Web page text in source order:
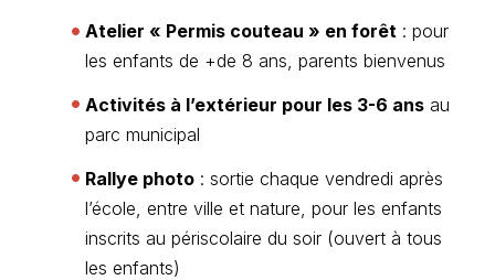
Atelier « Permis couteau » en forêt : pour
les enfants de +de 8 ans, parents bienvenus
Activités à l’extérieur pour les 3-6 ans au
parc municipal
Rallye photo : sortie chaque vendredi après
l’école, entre ville et nature, pour les enfants
inscrits au périscolaire du soir (ouvert à tous
les enfants)